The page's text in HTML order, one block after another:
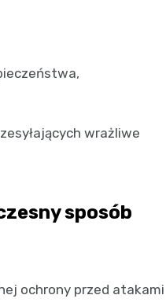
wrażliwe
sposób
ochrony przed atakami